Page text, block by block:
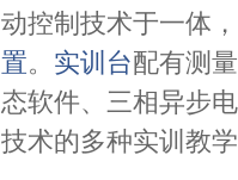
动控制技术于一体
置。 实训台配有测
态软件、三相异步
技术的多种实训教